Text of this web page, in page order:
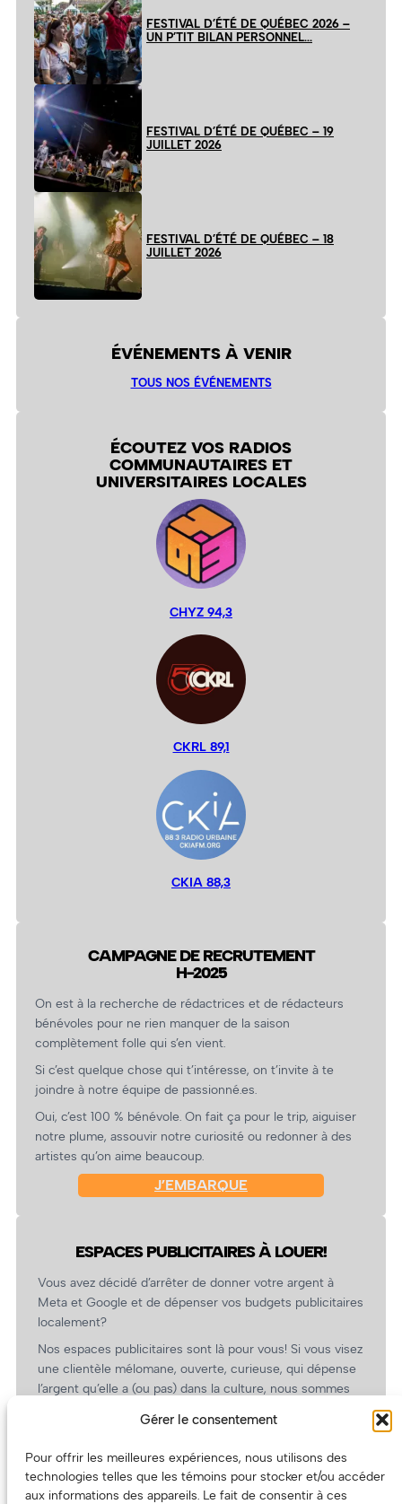
Gérer le consentement
Pour offrir les meilleures expériences, nous utilisons des
technologies telles que les témoins pour stocker et/ou accéder
aux informations des appareils. Le fait de consentir à ces
FESTIVAL D’ÉTÉ DE QUÉBEC 2026 –
UN P’TIT BILAN PERSONNEL…
FESTIVAL D’ÉTÉ DE QUÉBEC – 19
JUILLET 2026
FESTIVAL D’ÉTÉ DE QUÉBEC – 18
JUILLET 2026
ÉVÉNEMENTS À VENIR
TOUS NOS ÉVÉNEMENTS
ÉCOUTEZ VOS RADIOS
COMMUNAUTAIRES ET
UNIVERSITAIRES LOCALES
CHYZ 94,3
CKRL 89,1
CKIA 88,3
CAMPAGNE DE RECRUTEMENT
H-2025
On est à la recherche de rédactrices et de rédacteurs
bénévoles pour ne rien manquer de la saison
complètement folle qui s’en vient.
Si c’est quelque chose qui t’intéresse, on t’invite à te
joindre à notre équipe de passionné.es.
Oui, c’est 100 % bénévole. On fait ça pour le trip, aiguiser
notre plume, assouvir notre curiosité ou redonner à des
artistes qu’on aime beaucoup.
J’EMBARQUE
ESPACES PUBLICITAIRES À LOUER!
Vous avez décidé d’arrêter de donner votre argent à
Meta et Google et de dépenser vos budgets publicitaires
localement?
Nos espaces publicitaires sont là pour vous! Si vous visez
une clientèle mélomane, ouverte, curieuse, qui dépense
l’argent qu’elle a (ou pas) dans la culture, nous sommes
revient.
(Oui, on va avoir des tarifs spéciaux pour vous, les